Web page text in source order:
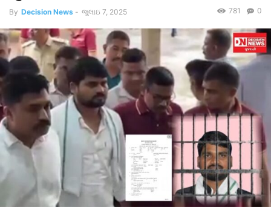
By Decision News - જુલાઇ 7, 2025 0
781